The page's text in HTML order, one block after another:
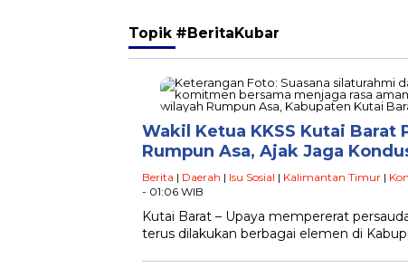
Topik #BeritaKubar
Wakil Ketua KKSS Kutai
Rumpun Asa, Ajak Jaga
Berita | Daerah | Isu Sosial | Kalimantan Timur |
- 01:06 WIB
Kutai Barat – Upaya mempererat
terus dilakukan berbagai elemen di